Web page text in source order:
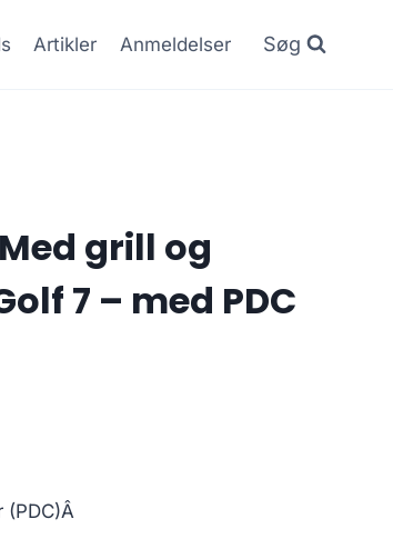
Artikler Anmeldelser Søg
grill og
7 – med PDC
(PDC)Â